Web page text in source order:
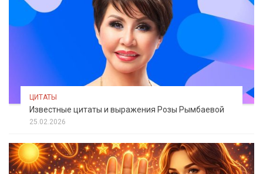
ЦИТАТЫ
Известные цитаты и выражения Розы Рымбаевой
25.02.2026